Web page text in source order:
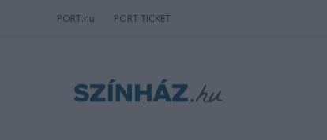
PORT.hu PORT TICKET